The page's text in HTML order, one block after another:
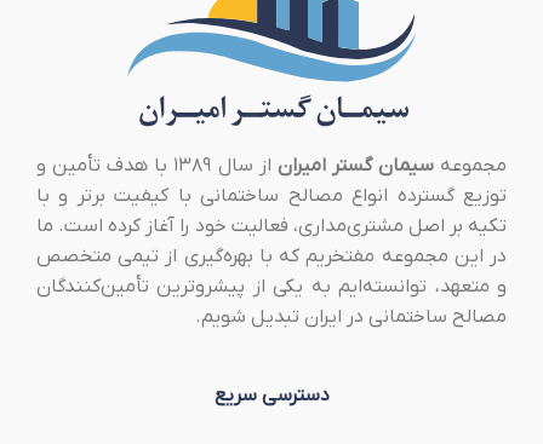
مجموعهسیمان گستر امیران
از سال ۱۳۸۹ با هدف تأمین و
توزیع گسترده انواع مصالح ساختمانی با کیفیت برتر و با
تکیه بر اصل مشتری‌مداری، فعالیت خود را آغاز کرده است. ما
در این مجموعه مفتخریم که با بهره‌گیری از تیمی متخصص
و متعهد، توانسته‌ایم به یکی از پیشروترین تأمین‌کنندگان
مصالح ساختمانی در ایران تبدیل شویم.
دسترسی سریع